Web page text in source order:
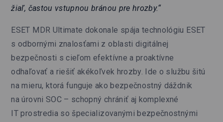
žiaľ, častou vstupnou bránou pre hrozby.“
ESET MDR Ultimate dokonale spája technológiu ESET
s odbornými znalosťami z oblasti digitálnej
bezpečnosti s cieľom efektívne a proaktívne
odhaľovať a riešiť akékoľvek hrozby. Ide o službu šitú
na mieru, ktorá funguje ako bezpečnostný dáždnik
na úrovni SOC – schopný chrániť aj komplexné
IT prostredia so špecializovanými bezpečnostnými